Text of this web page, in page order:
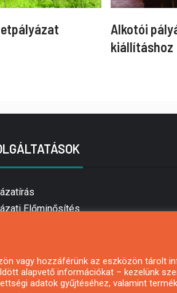
Alkotói
kiállításhoz
Előminősítés
pályázatírás
magánszemélyeknek
vagy hozzáférünk az eszközön tárolt
alapvető információkat – kezelünk
adatok gyűjtéséhez, valamint